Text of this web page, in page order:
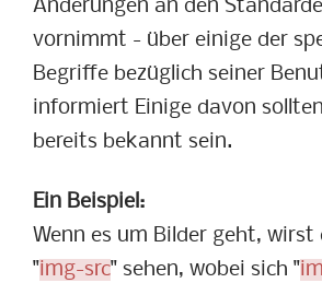
Änderungen an den
vornimmt - über einige der
Begriffe bezüglich seiner
informiert Einige davon
bereits bekannt sein.
Ein Beispiel:
Wenn es um Bilder geht,
"img-src" sehen, wobei sich "